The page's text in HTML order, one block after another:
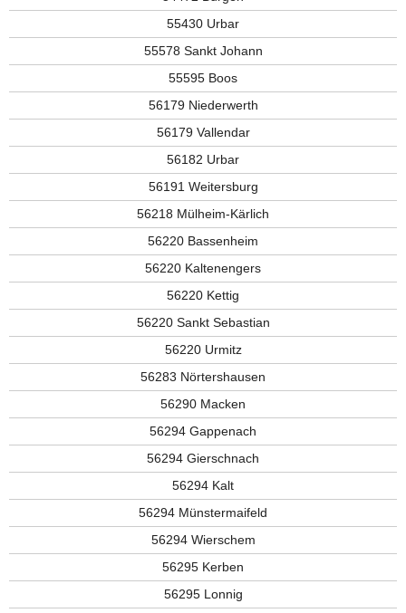
55430 Urbar
55578 Sankt Johann
55595 Boos
56179 Niederwerth
56179 Vallendar
56182 Urbar
56191 Weitersburg
56218 Mülheim-Kärlich
56220 Bassenheim
56220 Kaltenengers
56220 Kettig
56220 Sankt Sebastian
56220 Urmitz
56283 Nörtershausen
56290 Macken
56294 Gappenach
56294 Gierschnach
56294 Kalt
56294 Münstermaifeld
56294 Wierschem
56295 Kerben
56295 Lonnig